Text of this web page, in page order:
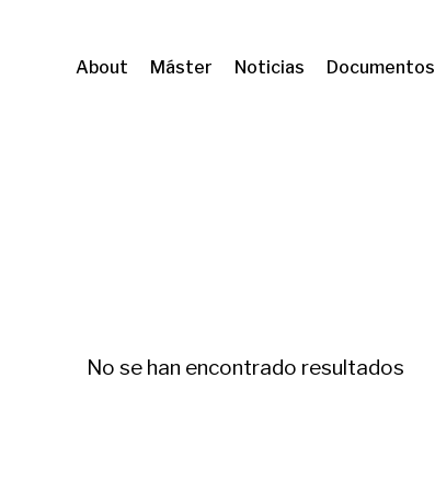
About Máster Noticias Documentos
No se han encontrado resultados